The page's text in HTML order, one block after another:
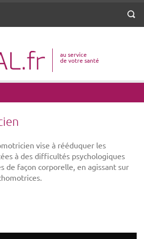
au service
de votre santé
vise à rééduquer les
à des difficultés psychologiques
de façon corporelle, en agissant sur